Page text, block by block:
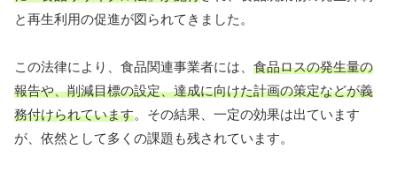
と再生利用の促進が図られてきました。
この法律により、食品関連事業者には、 食品ロスの発生量の
報告や、削減目標の設定、達成に向けた計画の策定などが義
務付けられています。その結果、一定の効果は出ています
が、依然として多くの課題も残されています。